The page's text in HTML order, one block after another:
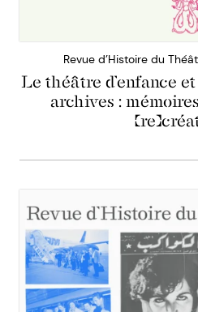
Revue d’Histoire du
Le théâtre d’enfance
archives :